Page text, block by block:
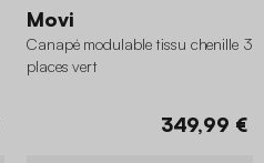
Movi
Canapé modulable tissu chenille 3
places vert
349,99 €